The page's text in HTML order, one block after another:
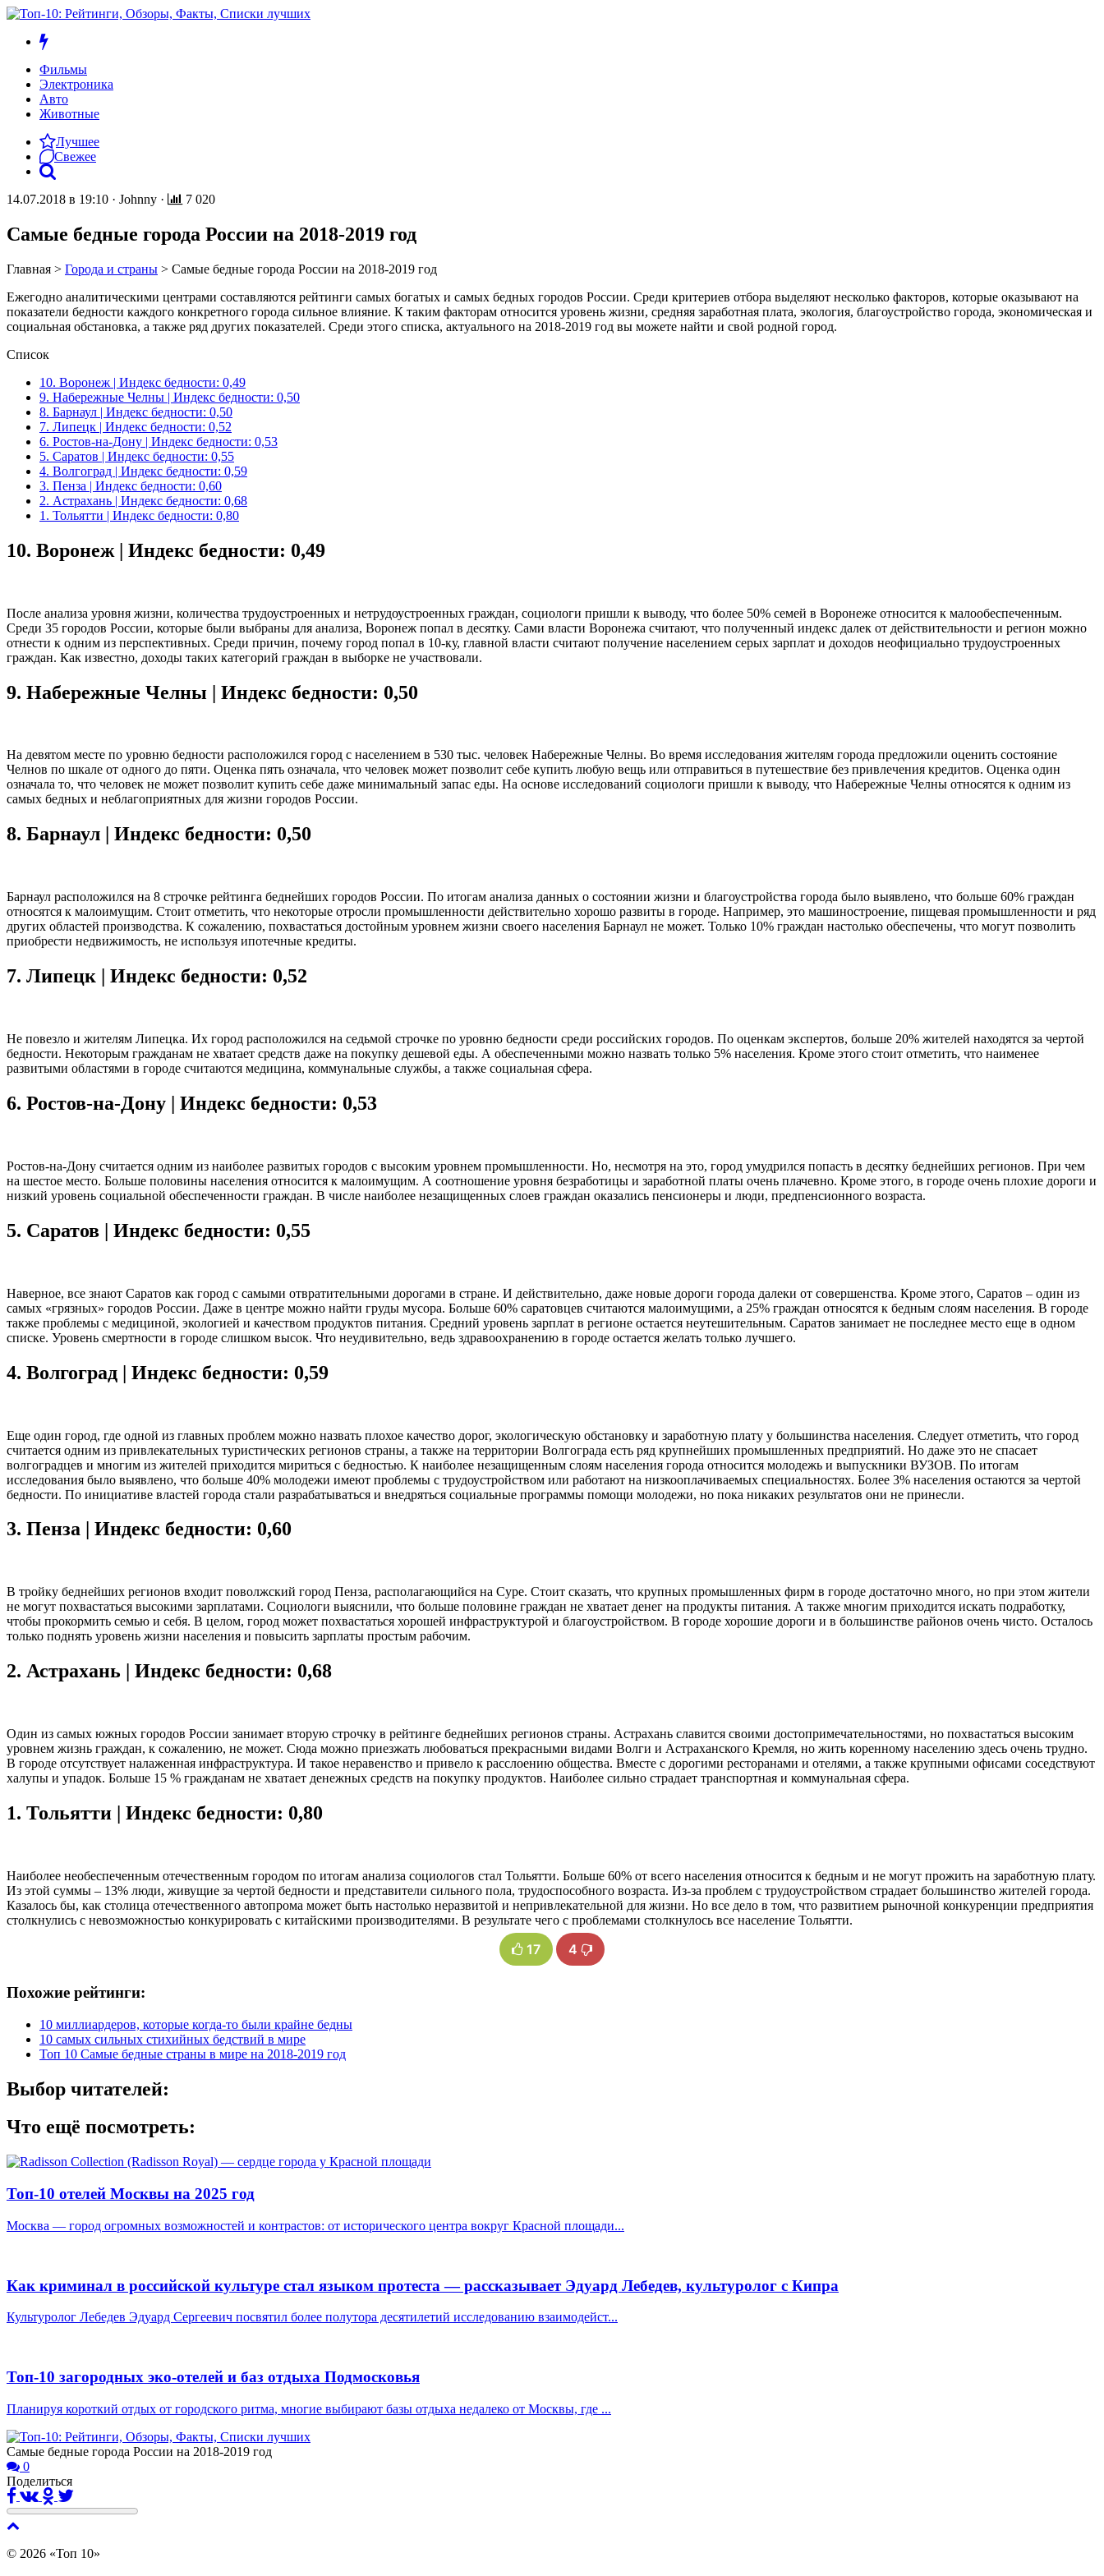
Фильмы
Электроника
Авто
Животные
Лучшее
Свежее
14.07.2018 в 19:10 · Johnny · 7 020
Самые бедные города России на 2018-2019 год
Главная > Города и страны > Самые бедные города России на 2018-2019 год
Ежегодно аналитическими центрами составляются рейтинги самых богатых и самых бедных городов России. Среди критериев отбора выделяют несколько факторов, которые оказывают на
показатели бедности каждого конкретного города сильное влияние. К таким факторам относится уровень жизни, средняя заработная плата, экология, благоустройство города, экономическая и
социальная обстановка, а также ряд других показателей. Среди этого списка, актуального на 2018-2019 год вы можете найти и свой родной город.
Список
10. Воронеж | Индекс бедности: 0,49
9. Набережные Челны | Индекс бедности: 0,50
8. Барнаул | Индекс бедности: 0,50
7. Липецк | Индекс бедности: 0,52
6. Ростов-на-Дону | Индекс бедности: 0,53
5. Саратов | Индекс бедности: 0,55
4. Волгоград | Индекс бедности: 0,59
3. Пенза | Индекс бедности: 0,60
2. Астрахань | Индекс бедности: 0,68
1. Тольятти | Индекс бедности: 0,80
10. Воронеж | Индекс бедности: 0,49
После анализа уровня жизни, количества трудоустроенных и нетрудоустроенных граждан, социологи пришли к выводу, что более 50% семей в Воронеже относится к малообеспеченным.
Среди 35 городов России, которые были выбраны для анализа, Воронеж попал в десятку. Сами власти Воронежа считают, что полученный индекс далек от действительности и регион можно
отнести к одним из перспективных. Среди причин, почему город попал в 10-ку, главной власти считают получение населением серых зарплат и доходов неофициально трудоустроенных
граждан. Как известно, доходы таких категорий граждан в выборке не участвовали.
9. Набережные Челны | Индекс бедности: 0,50
На девятом месте по уровню бедности расположился город с населением в 530 тыс. человек Набережные Челны. Во время исследования жителям города предложили оценить состояние
Челнов по шкале от одного до пяти. Оценка пять означала, что человек может позволит себе купить любую вещь или отправиться в путешествие без привлечения кредитов. Оценка один
означала то, что человек не может позволит купить себе даже минимальный запас еды. На основе исследований социологи пришли к выводу, что Набережные Челны относятся к одним из
самых бедных и неблагоприятных для жизни городов России.
8. Барнаул | Индекс бедности: 0,50
Барнаул расположился на 8 строчке рейтинга беднейших городов России. По итогам анализа данных о состоянии жизни и благоустройства города было выявлено, что больше 60% граждан
относятся к малоимущим. Стоит отметить, что некоторые отросли промышленности действительно хорошо развиты в городе. Например, это машиностроение, пищевая промышленности и ряд
других областей производства. К сожалению, похвастаться достойным уровнем жизни своего населения Барнаул не может. Только 10% граждан настолько обеспечены, что могут позволить
приобрести недвижимость, не используя ипотечные кредиты.
7. Липецк | Индекс бедности: 0,52
Не повезло и жителям Липецка. Их город расположился на седьмой строчке по уровню бедности среди российских городов. По оценкам экспертов, больше 20% жителей находятся за чертой
бедности. Некоторым гражданам не хватает средств даже на покупку дешевой еды. А обеспеченными можно назвать только 5% населения. Кроме этого стоит отметить, что наименее
развитыми областями в городе считаются медицина, коммунальные службы, а также социальная сфера.
6. Ростов-на-Дону | Индекс бедности: 0,53
Ростов-на-Дону считается одним из наиболее развитых городов с высоким уровнем промышленности. Но, несмотря на это, город умудрился попасть в десятку беднейших регионов. При чем
на шестое место. Больше половины населения относится к малоимущим. А соотношение уровня безработицы и заработной платы очень плачевно. Кроме этого, в городе очень плохие дороги и
низкий уровень социальной обеспеченности граждан. В числе наиболее незащищенных слоев граждан оказались пенсионеры и люди, предпенсионного возраста.
5. Саратов | Индекс бедности: 0,55
Наверное, все знают Саратов как город с самыми отвратительными дорогами в стране. И действительно, даже новые дороги города далеки от совершенства. Кроме этого, Саратов – один из
самых «грязных» городов России. Даже в центре можно найти груды мусора. Больше 60% саратовцев считаются малоимущими, а 25% граждан относятся к бедным слоям населения. В городе
также проблемы с медициной, экологией и качеством продуктов питания. Средний уровень зарплат в регионе остается неутешительным. Саратов занимает не последнее место еще в одном
списке. Уровень смертности в городе слишком высок. Что неудивительно, ведь здравоохранению в городе остается желать только лучшего.
4. Волгоград | Индекс бедности: 0,59
Еще один город, где одной из главных проблем можно назвать плохое качество дорог, экологическую обстановку и заработную плату у большинства населения. Следует отметить, что город
считается одним из привлекательных туристических регионов страны, а также на территории Волгограда есть ряд крупнейших промышленных предприятий. Но даже это не спасает
волгоградцев и многим из жителей приходится мириться с бедностью. К наиболее незащищенным слоям населения города относится молодежь и выпускники ВУЗОВ. По итогам
исследования было выявлено, что больше 40% молодежи имеют проблемы с трудоустройством или работают на низкооплачиваемых специальностях. Более 3% населения остаются за чертой
бедности. По инициативе властей города стали разрабатываться и внедряться социальные программы помощи молодежи, но пока никаких результатов они не принесли.
3. Пенза | Индекс бедности: 0,60
В тройку беднейших регионов входит поволжский город Пенза, располагающийся на Суре. Стоит сказать, что крупных промышленных фирм в городе достаточно много, но при этом жители
не могут похвастаться высокими зарплатами. Социологи выяснили, что больше половине граждан не хватает денег на продукты питания. А также многим приходится искать подработку,
чтобы прокормить семью и себя. В целом, город может похвастаться хорошей инфраструктурой и благоустройством. В городе хорошие дороги и в большинстве районов очень чисто. Осталось
только поднять уровень жизни населения и повысить зарплаты простым рабочим.
2. Астрахань | Индекс бедности: 0,68
Один из самых южных городов России занимает вторую строчку в рейтинге беднейших регионов страны. Астрахань славится своими достопримечательностями, но похвастаться высоким
уровнем жизнь граждан, к сожалению, не может. Сюда можно приезжать любоваться прекрасными видами Волги и Астраханского Кремля, но жить коренному населению здесь очень трудно.
В городе отсутствует налаженная инфраструктура. И такое неравенство и привело к расслоению общества. Вместе с дорогими ресторанами и отелями, а также крупными офисами соседствуют
халупы и упадок. Больше 15 % гражданам не хватает денежных средств на покупку продуктов. Наиболее сильно страдает транспортная и коммунальная сфера.
1. Тольятти | Индекс бедности: 0,80
Наиболее необеспеченным отечественным городом по итогам анализа социологов стал Тольятти. Больше 60% от всего населения относится к бедным и не могут прожить на заработную плату.
Из этой суммы – 13% люди, живущие за чертой бедности и представители сильного пола, трудоспособного возраста. Из-за проблем с трудоустройством страдает большинство жителей города.
Казалось бы, как столица отечественного автопрома может быть настолько неразвитой и непривлекательной для жизни. Но все дело в том, что развитием рыночной конкуренции предприятия
столкнулись с невозможностью конкурировать с китайскими производителями. В результате чего с проблемами столкнулось все население Тольятти.
17 4
Похожие рейтинги:
10 миллиардеров, которые когда-то были крайне бедны
10 самых сильных стихийных бедствий в мире
Топ 10 Самые бедные страны в мире на 2018-2019 год
Выбор читателей:
Что ещё посмотреть:
Топ-10 отелей Москвы на 2025 год
Москва — город огромных возможностей и контрастов: от исторического центра вокруг Красной площади...
Как криминал в российской культуре стал языком протеста — рассказывает Эдуард Лебедев, культуролог с Кипра
Культуролог Лебедев Эдуард Сергеевич посвятил более полутора десятилетий исследованию взаимодейст...
Топ-10 загородных эко-отелей и баз отдыха Подмосковья
Планируя короткий отдых от городского ритма, многие выбирают базы отдыха недалеко от Москвы, где ...
Самые бедные города России на 2018-2019 год
0
Поделиться
© 2026 «Топ 10»